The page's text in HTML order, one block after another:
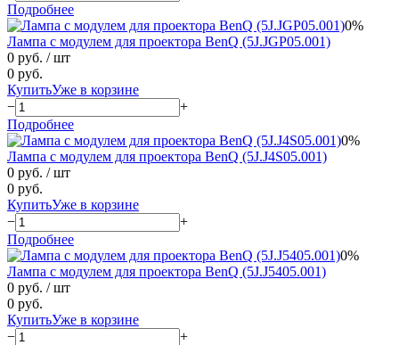
Подробнее
0%
Лампа с модулем для проектора BenQ (5J.JGP05.001)
0 руб. / шт
0 руб.
КупитьУже в корзине
−
+
Подробнее
0%
Лампа с модулем для проектора BenQ (5J.J4S05.001)
0 руб. / шт
0 руб.
КупитьУже в корзине
−
+
Подробнее
0%
Лампа с модулем для проектора BenQ (5J.J5405.001)
0 руб. / шт
0 руб.
КупитьУже в корзине
−
+